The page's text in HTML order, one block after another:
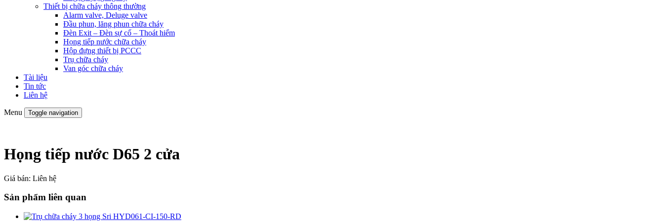
Thiết bị chữa cháy thông thường
Alarm valve, Deluge valve
Đầu phun, lăng phun chữa cháy
Đèn Exit – Đèn sự cố – Thoát hiểm
Họng tiếp nước chữa cháy
Hộp đựng thiết bị PCCC
Trụ chữa cháy
Van góc chữa cháy
Tài liệu
Tin tức
Liên hệ
Menu Toggle navigation
Họng tiếp nước D65 2 cửa
Giá bán: Liên hệ
Sản phẩm liên quan